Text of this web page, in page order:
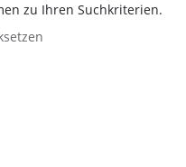
zu Ihren Suchkriterien.